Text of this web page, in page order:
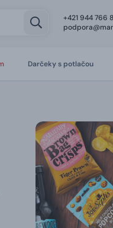
+421 944 766
Darčeky s potlačou